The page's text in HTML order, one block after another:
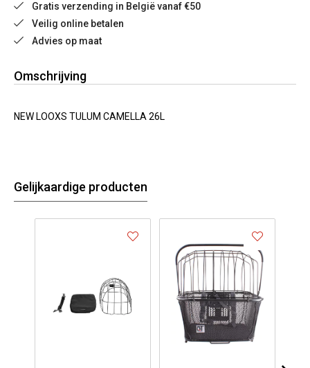
Gratis verzending in België vanaf €50
Veilig online betalen
Advies op maat
Omschrijving
NEW LOOXS TULUM CAMELLA 26L
Gelijkaardige producten